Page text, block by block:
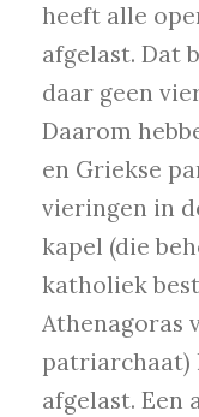
heeft alle
afgelast. Dat
daar geen
Daarom
en Griekse
vieringen in
kapel (die
katholiek
Athenagoras
patriarchaat)
afgelast. Een